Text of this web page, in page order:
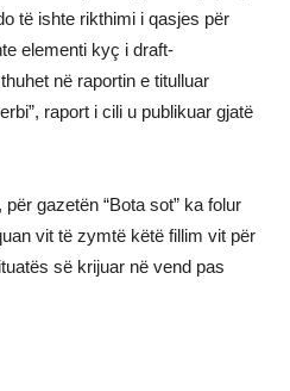
të ishte rikthimi i qasjes për
elementi kyç i draft-
në raportin e titulluar
raport i cili u publikuar gjatë
gazetën “Bota sot” ka folur
vit të zymtë këtë fillim vit për
së krijuar në vend pas